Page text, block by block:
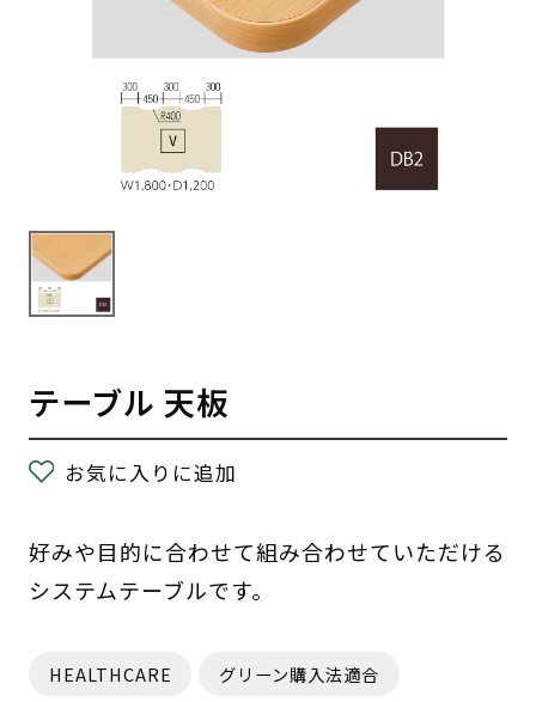
テーブル 天板
お気に入りに追加
好みや目的に合わせて組み合わせていただける
システムテーブルです。
HEALTHCARE グリーン購入法適合